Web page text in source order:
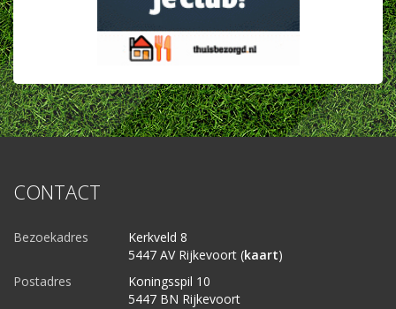
CONTACT
Bezoekadres
Kerkveld 8
5447 AV Rijkevoort (kaart)
Postadres
Koningsspil 10
5447 BN Rijkevoort